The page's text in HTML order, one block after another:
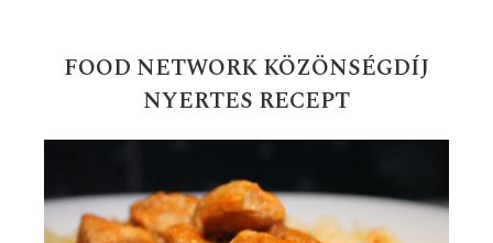
Gyors zöldséges ételek
Gyümölcsös sütemények
Húsmentes ételek
Húsos levesek
Húsos ételek
Húsvéti receptek
Karácsonyi receptek
Karácsonyi sütemények
Kelt tésztás sütemények
Köret
Leves receptek
Mazsolás süti receptek